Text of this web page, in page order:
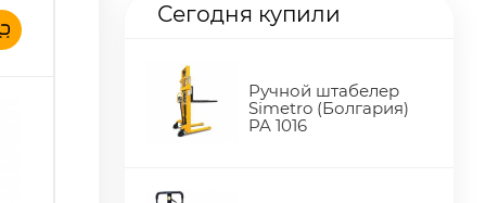
Сегодня купили
Ручной штабелер
Simetro (Болгария)
PA 1016